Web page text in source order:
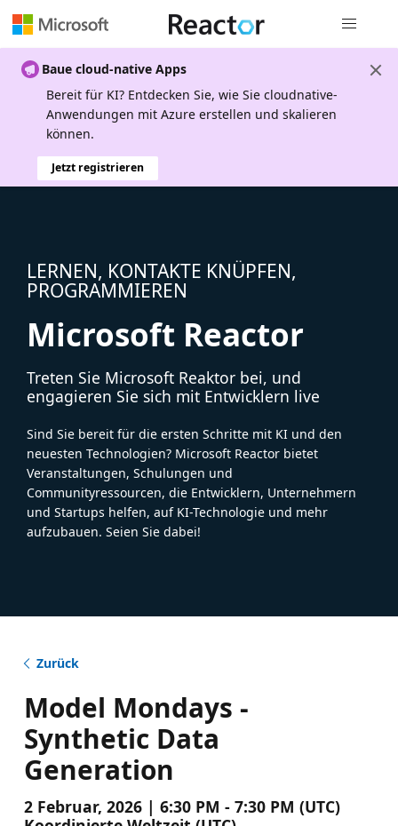
Baue cloud-native Apps
Bereit für KI? Entdecken Sie, wie Sie cloudnative-
Anwendungen mit Azure erstellen und skalieren
können.
Jetzt registrieren
LERNEN, KONTAKTE KNÜPFEN,
PROGRAMMIEREN
Microsoft Reactor
Treten Sie Microsoft Reaktor bei, und
engagieren Sie sich mit Entwicklern live
Sind Sie bereit für die ersten Schritte mit KI und den
neuesten Technologien? Microsoft Reactor bietet
Veranstaltungen, Schulungen und
Communityressourcen, die Entwicklern, Unternehmern
und Startups helfen, auf KI-Technologie und mehr
aufzubauen. Seien Sie dabei!
Zurück
Model Mondays -
Synthetic Data
Generation
2 Februar, 2026 | 6:30 PM - 7:30 PM (UTC)